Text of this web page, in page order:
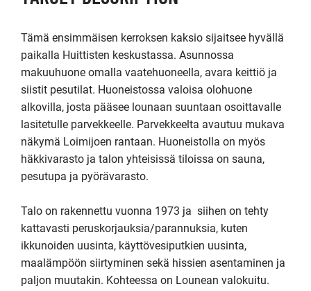
Tämä ensimmäisen kerroksen kaksio sijaitsee hyvällä
paikalla Huittisten keskustassa. Asunnossa
makuuhuone omalla vaatehuoneella, avara keittiö ja
siistit pesutilat. Huoneistossa valoisa olohuone
alkovilla, josta pääsee lounaan suuntaan osoittavalle
lasitetulle parvekkeelle. Parvekkeelta avautuu mukava
näkymä Loimijoen rantaan. Huoneistolla on myös
häkkivarasto ja talon yhteisissä tiloissa on sauna,
pesutupa ja pyörävarasto.
Talo on rakennettu vuonna 1973 ja  siihen on tehty
kattavasti peruskorjauksia/parannuksia, kuten
ikkunoiden uusinta, käyttövesiputkien uusinta,
maalämpöön siirtyminen sekä hissien asentaminen ja
paljon muutakin. Kohteessa on Lounean valokuitu.